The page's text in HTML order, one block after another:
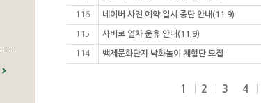
116 네이버 사전 예약 일시 중단 안내(11.9)
115 사비로 열차 운휴 안내(11.9)
114 백제문화단지 낙화놀이 체험단 모집
1 2 3 4